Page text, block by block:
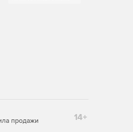
продажи 14+